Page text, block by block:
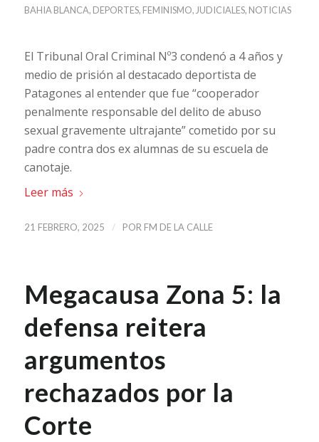
BAHIA BLANCA, DEPORTES, FEMINISMO, JUDICIALES, NOTICIAS
El Tribunal Oral Criminal Nº3 condenó a 4 años y
medio de prisión al destacado deportista de
Patagones al entender que fue “cooperador
penalmente responsable del delito de abuso
sexual gravemente ultrajante” cometido por su
padre contra dos ex alumnas de su escuela de
canotaje.
Leer más
21 FEBRERO, 2025 / POR FM DE LA CALLE
Megacausa Zona 5: la
defensa reitera
argumentos
rechazados por la
Corte